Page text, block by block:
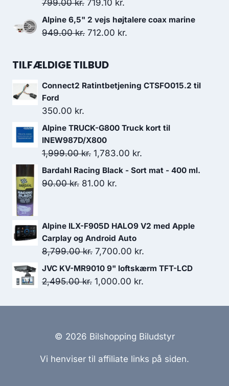
799.00kr.
oprindelige
pris
719.10 kr.
aktuelle
pris
Alpine 6,5" 2 vejs højtalere coax marine
949.00kr. Den
pris
949.00 kr..
712.00 kr.
712.00 kr..
TILFÆLDIGE TILBUD
Connect2 Ratintbetjening CTSFO015.2 til
Ford
350.00 kr.
Alpine TRUCK-G800 Truck kort til
INEW987D/X800
1,999.00kr. Den
oprindelige
pris
1,783.00 kr.
aktuelle
Bardahl Racing Black - Sort mat - 400 ml.
90.00kr. Den
var:
90.00 kr..
81.00 kr.
er:
81.00 kr..
Alpine ILX-F905D HALO9 V2 med Apple
Carplay og Android Auto
8,799.00kr. Den
oprindelige
pris
8,799.00 kr..
7,700.00 kr.
aktuelle
7,700.00 kr..
JVC KV-MR9010 9" loftskærm TFT-LCD
2,495.00kr. Den
pris
2,495.00 kr..
1,000.00 kr.
pris
1,000.00 kr..
© 2026 Bilshopping Biludstyr
Vi henviser til affiliate links på siden.